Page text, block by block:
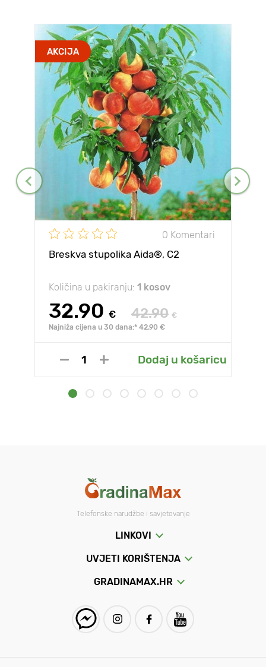
AKCIJA
0 Komentari
Breskva stupolika Aida®, C2
Količina u pakiranju: 1 kosov
32.90 € 42.90 €
Najniža cijena u 30 dana:* 42.90 €
Dodaj u košaricu
Telefonske narudžbe i savjetovanje
LINKOVI
UVJETI KORIŠTENJA
GRADINAMAX.HR